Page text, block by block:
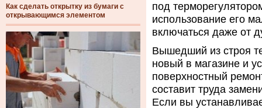
Как сделать открытку из бумаги с
открывающимся элементом
под
использование его
включаться даже от
Вышедший из строя
новый в магазине и
поверхностный
составит труда
Если вы